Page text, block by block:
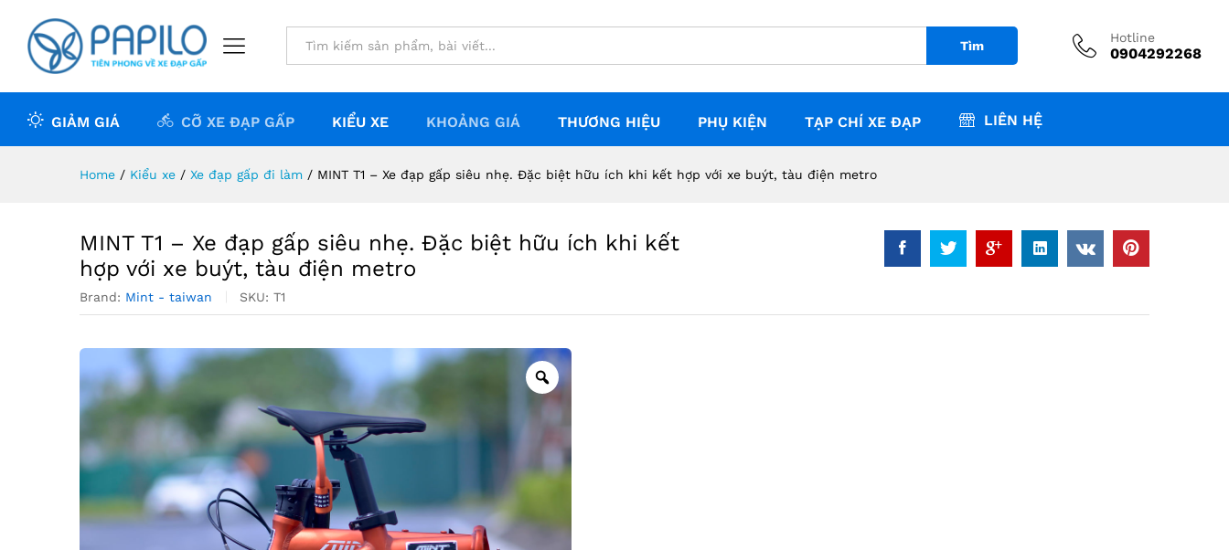
Tìm
Hotline
0904292268
GIẢM GIÁ CỠ XE ĐẠP GẤP KIỂU XE KHOẢNG GIÁ THƯƠNG HIỆU PHỤ KIỆN TẠP CHÍ XE ĐẠP LIÊN HỆ
Home / Kiểu xe / Xe đạp gấp đi làm / MINT T1 – Xe đạp gấp siêu nhẹ. Đặc biệt hữu ích khi kết hợp với xe buýt, tàu điện metro
MINT T1 – Xe đạp gấp siêu nhẹ. Đặc biệt hữu ích khi kết
hợp với xe buýt, tàu điện metro
Brand: Mint - taiwan SKU: T1
Zoom
Giới thiệu sản phẩm Đánh giá (0)